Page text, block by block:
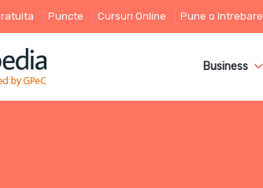
Puncte Cursuri Online Pune o întrebare
Business